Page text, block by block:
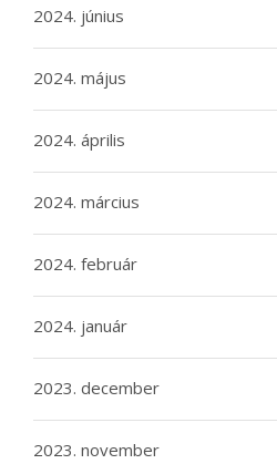
2024. június
2024. május
2024. április
2024. március
2024. február
2024. január
2023. december
2023. november